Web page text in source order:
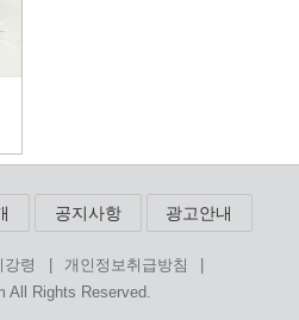
공지사항 광고안내
강령 개인정보취급방침
Rights Reserved.